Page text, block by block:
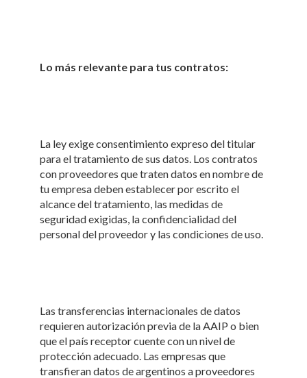
Lo más relevante para tus contratos:
La ley exige consentimiento expreso del titular
para el tratamiento de sus datos. Los contratos
con proveedores que traten datos en nombre de
tu empresa deben establecer por escrito el
alcance del tratamiento, las medidas de
seguridad exigidas, la confidencialidad del
personal del proveedor y las condiciones de uso.
Las transferencias internacionales de datos
requieren autorización previa de la AAIP o bien
que el país receptor cuente con un nivel de
protección adecuado. Las empresas que
transfieran datos de argentinos a proveedores